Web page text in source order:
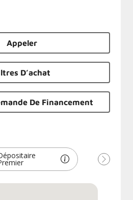
Appeler
D’achat
De Financement
Suivant